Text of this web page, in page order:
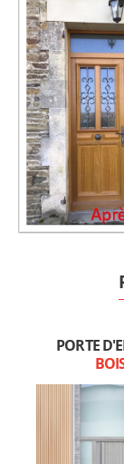
PORTE